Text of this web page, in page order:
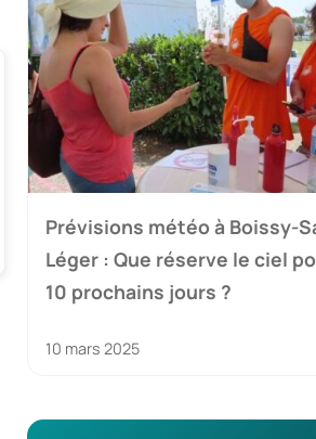
Prévisions météo à Boissy-
Léger : Que réserve le ciel
10 prochains jours ?
10 mars 2025